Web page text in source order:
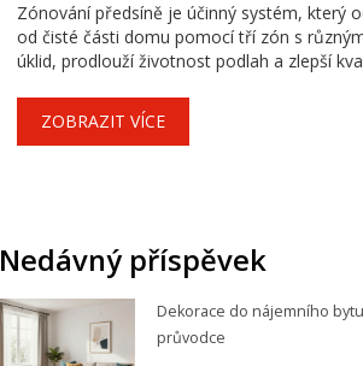
Zónování předsíně je účinný systém, který
od čisté části domu pomocí tří zón s
úklid, prodlouží životnost podlah a zlepší
ZOBRAZIT VÍCE
Nedávný příspěvek
Dekorace do nájemního
průvodce